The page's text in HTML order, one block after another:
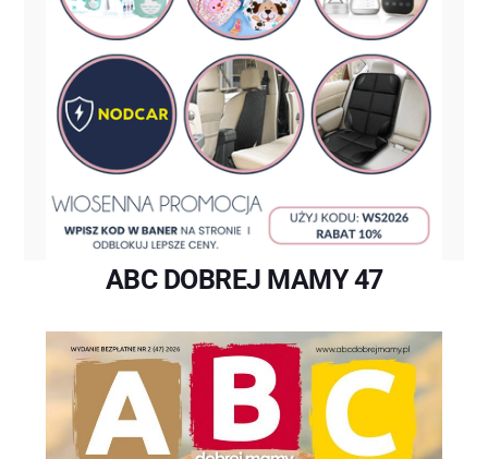
ABC DOBREJ MAMY 47